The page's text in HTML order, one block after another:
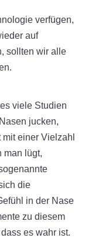
verfügen,
auf
sollten wir alle
viele Studien
jucken,
einer Vielzahl
man lügt,
die
in der Nase
zu diesem
es wahr ist.